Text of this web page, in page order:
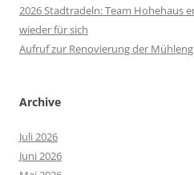
2026 Stadtradeln: Team Hohehaus
wieder für sich
Aufruf zur Renovierung der
Archive
Juli 2026
Juni 2026